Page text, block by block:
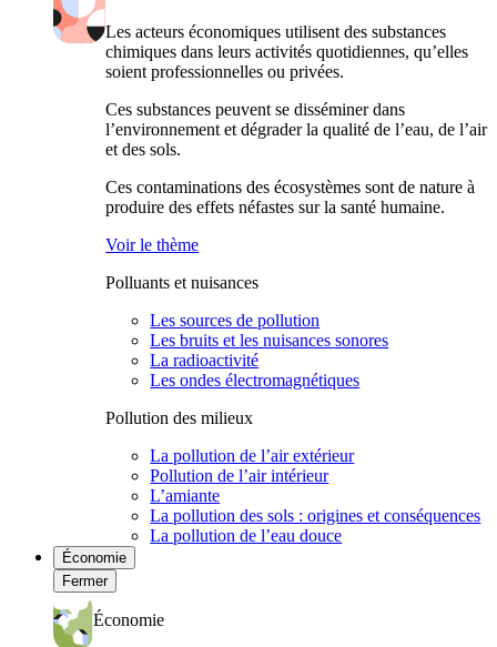
Les acteurs économiques utilisent des substances
chimiques dans leurs activités quotidiennes, qu’elles
soient professionnelles ou privées.
Ces substances peuvent se disséminer dans
l’environnement et dégrader la qualité de l’eau, de l’air
et des sols.
Ces contaminations des écosystèmes sont de nature à
produire des effets néfastes sur la santé humaine.
Voir le thème
Polluants et nuisances
Les sources de pollution
Les bruits et les nuisances sonores
La radioactivité
Les ondes électromagnétiques
Pollution des milieux
La pollution de l’air extérieur
Pollution de l’air intérieur
L’amiante
La pollution des sols : origines et conséquences
La pollution de l’eau douce
Économie
Fermer
Économie